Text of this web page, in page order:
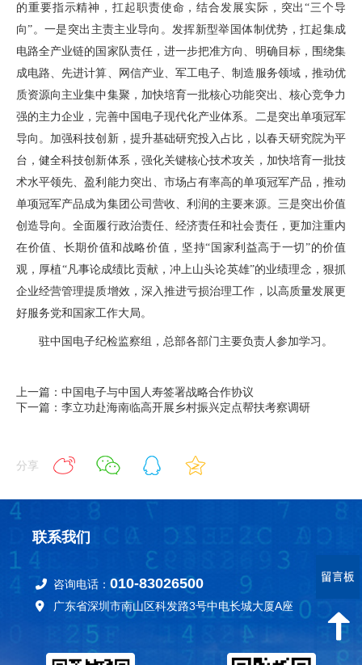
的重要指示精神，扛起职责使命，结合发展实际，突出“三个导
向”。一是突出主责主业导向。发挥新型举国体制优势，扛起集成
电路全产业链的国家队责任，进一步把准方向、明确目标，围绕集
成电路、先进计算、网信产业、军工电子、制造服务领域，推动优
质资源向主业集中集聚，加快培育一批核心功能突出、核心竞争力
强的主力企业，完善中国电子现代化产业体系。二是突出单项冠军
导向。加强科技创新，提升基础研究投入占比，以春天研究院为平
台，健全科技创新体系，强化关键核心技术攻关，加快培育一批技
术水平领先、盈利能力突出、市场占有率高的单项冠军产品，推动
单项冠军产品成为集团公司营收、利润的主要来源。三是突出价值
创造导向。全面履行政治责任、经济责任和社会责任，更加注重内
在价值、长期价值和战略价值，坚持“国家利益高于一切”的价值
观，厚植“凡事论成绩比贡献，冲上山头论英雄”的业绩理念，狠抓
企业经营管理提质增效，深入推进亏损治理工作，以高质量发展更
好服务党和国家工作大局。
驻中国电子纪检监察组，总部各部门主要负责人参加学习。
上一篇：中国电子与中国人寿签署战略合作协议
下一篇：李立功赴海南临高开展乡村振兴定点帮扶考察调研
分享
联系我们
咨询电话： 010-83026500
广东省深圳市南山区科发路3号中电长城大厦A座